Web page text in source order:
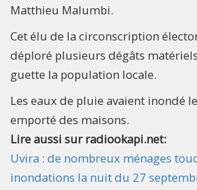
Matthieu Malumbi.
Cet élu de la circonscription
déploré plusieurs dégâts
guette la population locale.
Les eaux de pluie avaient inondé
emporté des maisons.
Lire aussi sur radiookapi.net:
Uvira : de nombreux ménages
inondations la nuit du 27